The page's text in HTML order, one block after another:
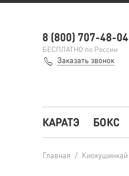
8 (800) 707-48-04
БЕСПЛАТНО по России
Заказать звонок
КАРАТЭ БОКС
Главная / Киокушинкай